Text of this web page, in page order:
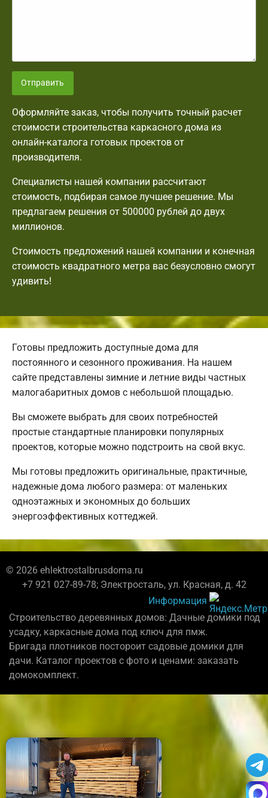
Отправить
Оформляйте заказ, чтобы получить точный расчет
стоимости строительства каркасного дома из
онлайн-каталога готовых проектов от
производителя.
Специалисты нашей компании рассчитают
стоимость, подбирая самое лучшее решение. Мы
предлагаем решения от 500000 рублей до двух
миллионов.
Стоимость предложений нашей компании и конечная
стоимость квадратного метра вас безусловно смогут
удивить!
Готовы предложить доступные дома для
постоянного и сезонного проживания. На нашем
сайте представлены зимние и летние виды частных
малогабаритных домов с небольшой площадью.
Вы сможете выбрать для своих потребностей
простые стандартные планировки популярных
проектов, которые можно подстроить на свой вкус.
Мы готовы предложить оригинальные, практичные,
надежные дома любого размера: от маленьких
одноэтажных и экономных до больших
энергоэффективных коттеджей.
© 2026 ehlektrostalbrusdoma.ru
+7 921 027-89-78; Электросталь, ул. Красная, д. 42
Информация
Строительство деревянных домов: Дачные домики под
усадку, каркасные дома под ключ для пмж.
Бригада плотников постороит садовые домики для
дачи. Каталог проектов с фото и ценами: заказать
домокомплект.